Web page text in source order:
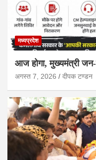
मध्यप्रदेश
आज होगा, मुख्यमंत्री जन-
अगस्त 7, 2026 दीपक टण्‍डन